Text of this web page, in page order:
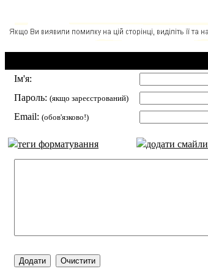
Ім'я:
Пароль: (якщо зареєстрований)
Email: (обов'язково!)
теги форматування додати смайли